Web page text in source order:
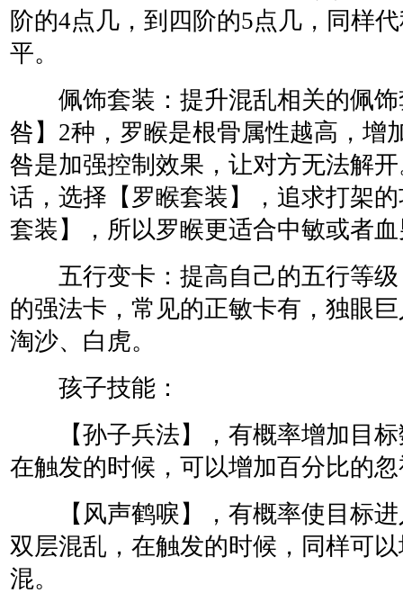
阶的4点几，到四阶的5点几，同样
平。
佩饰套装：提升混乱相关的佩饰
咎】2种，罗睺是根骨属性越高，增
咎是加强控制效果，让对方无法解
话，选择【罗睺套装】，追求打架
套装】，所以罗睺更适合中敏或者
五行变卡：提高自己的五行等级
的强法卡，常见的正敏卡有，独眼
淘沙、白虎。
孩子技能：
【孙子兵法】，有概率增加目标
在触发的时候，可以增加百分比的
【风声鹤唳】，有概率使目标进
双层混乱，在触发的时候，同样可
混。